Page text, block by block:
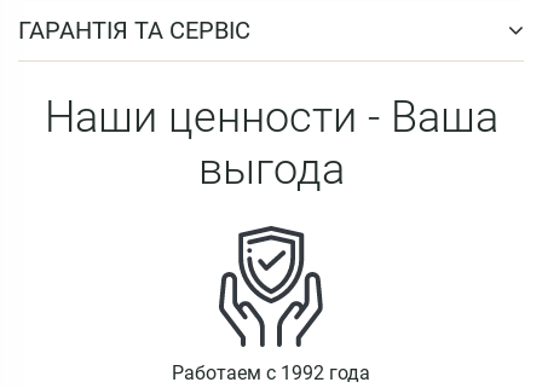
ГАРАНТІЯ ТА СЕРВІС
Наши ценности - Ваша
выгода
Работаем с 1992 года